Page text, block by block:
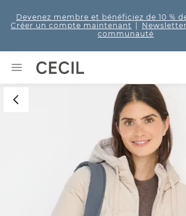
Devenez membre et bénéficiez de 10 %
Créer un compte maintenant
communauté